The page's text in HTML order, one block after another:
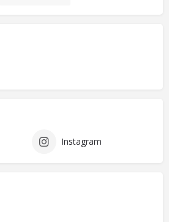
Instagram